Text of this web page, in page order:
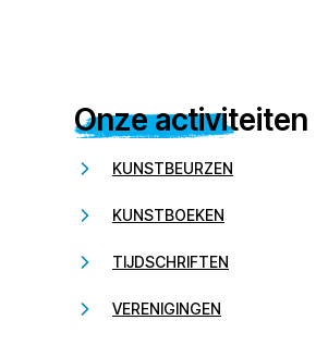
Onze activiteiten
KUNSTBEURZEN
KUNSTBOEKEN
TIJDSCHRIFTEN
VERENIGINGEN